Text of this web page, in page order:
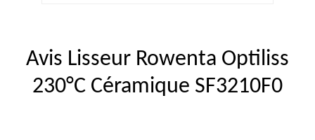
Avis Lisseur Rowenta Optiliss
230°C Céramique SF3210F0